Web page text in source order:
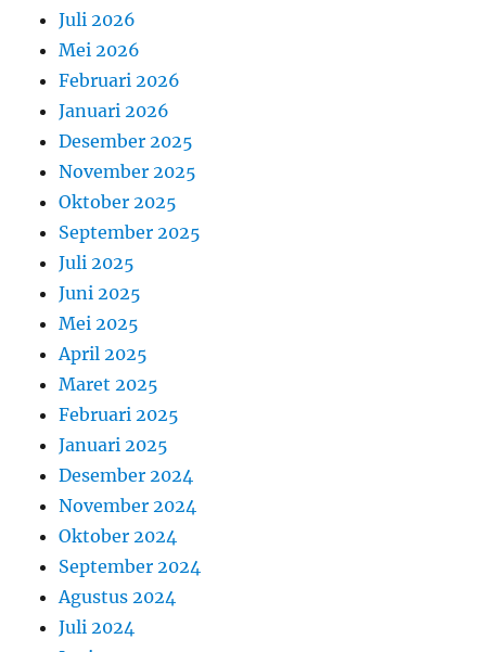
Juli 2026
Mei 2026
Februari 2026
Januari 2026
Desember 2025
November 2025
Oktober 2025
September 2025
Juli 2025
Juni 2025
Mei 2025
April 2025
Maret 2025
Februari 2025
Januari 2025
Desember 2024
November 2024
Oktober 2024
September 2024
Agustus 2024
Juli 2024